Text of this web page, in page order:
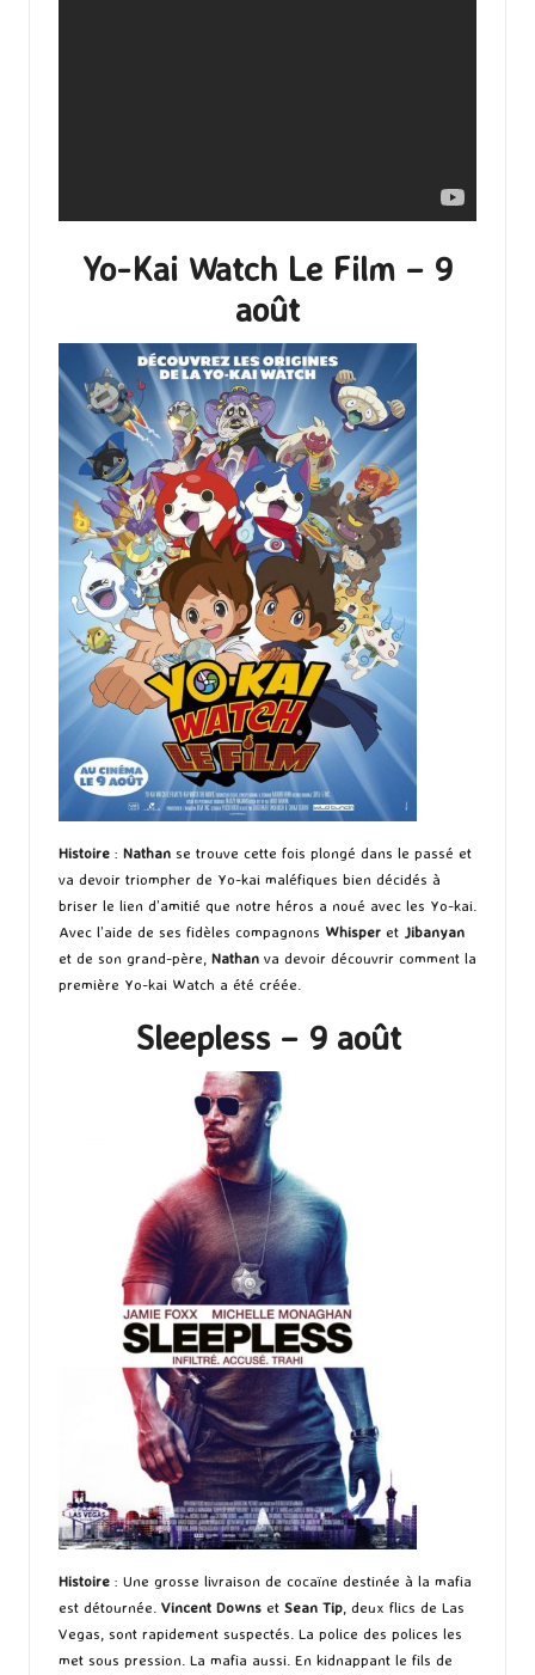
Yo-Kai Watch Le Film – 9
août
Histoire : Nathan se trouve cette fois plongé dans le passé et
va devoir triompher de Yo-kai maléfiques bien décidés à
briser le lien d’amitié que notre héros a noué avec les Yo-kai.
Avec l’aide de ses fidèles compagnons Whisper et Jibanyan
et de son grand-père, Nathan va devoir découvrir comment la
première Yo-kai Watch a été créée.
Sleepless – 9 août
Histoire : Une grosse livraison de cocaïne destinée à la mafia
est détournée. Vincent Downs et Sean Tip, deux flics de Las
Vegas, sont rapidement suspectés. La police des polices les
met sous pression. La mafia aussi. En kidnappant le fils de